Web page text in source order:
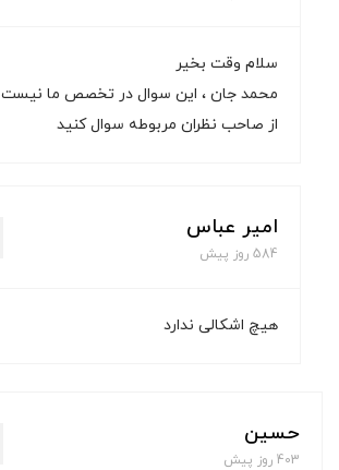
سلام وقت بخیر
محمد جان ، این سوال در تخصص ما نیست
از صاحب نظران مربوطه سوال کنید
امیر عباس
584 روز پیش
هیچ اشکالی ندارد
حسین
403 روز پیش